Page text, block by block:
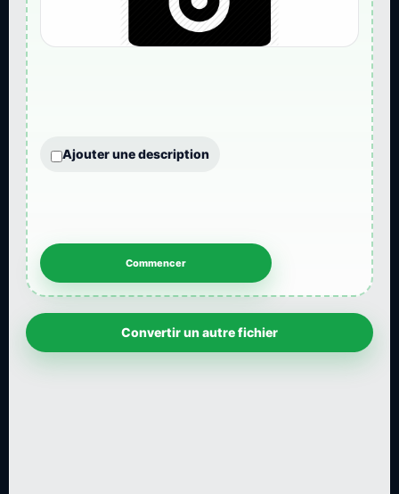
Ajouter une description
Convertir un autre fichier